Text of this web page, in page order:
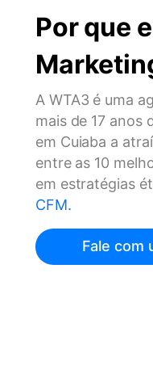
Por que
A WTA3 é uma
mais de 17 anos
em Cuiaba a
entre as 10
em estratégias
CFM.
Fale com